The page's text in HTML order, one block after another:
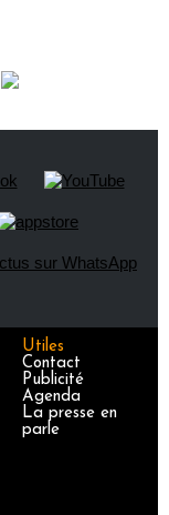
Utiles
Contact
Publicité
Agenda
La presse en
parle